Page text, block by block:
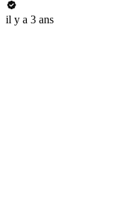
il y a 3 ans